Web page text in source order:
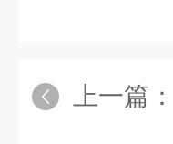
上一篇：